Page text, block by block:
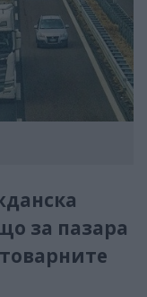
за пазара